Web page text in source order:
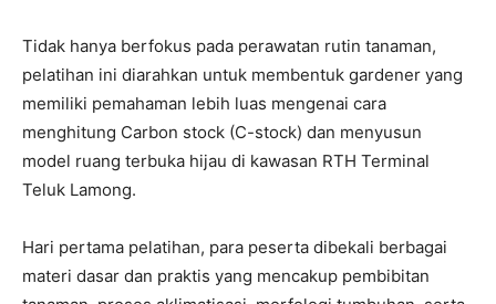
Tidak hanya berfokus pada perawatan rutin tanaman,
pelatihan ini diarahkan untuk membentuk gardener yang
memiliki pemahaman lebih luas mengenai cara
menghitung Carbon stock (C-stock) dan menyusun
model ruang terbuka hijau di kawasan RTH Terminal
Teluk Lamong.
Hari pertama pelatihan, para peserta dibekali berbagai
materi dasar dan praktis yang mencakup pembibitan